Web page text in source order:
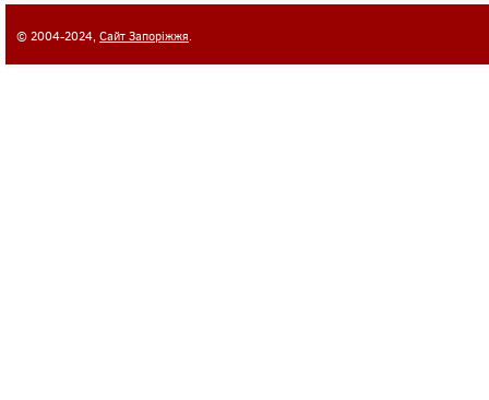
© 2004-2024, Сайт Запоріжжя.